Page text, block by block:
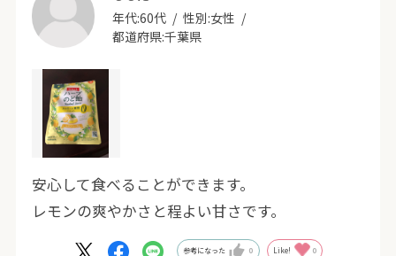
年代:60代 性別:女性
都道府県:千葉県
安心して食べることができます。
レモンの爽やかさと程よい甘さです。
参考になった 0 Like! 0